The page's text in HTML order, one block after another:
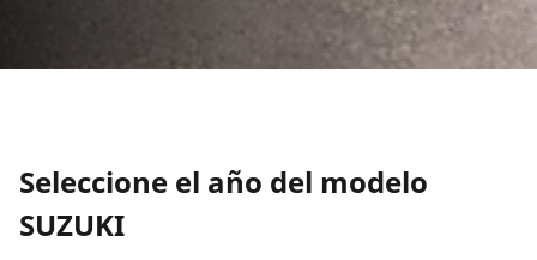
Seleccione el año del modelo
SUZUKI